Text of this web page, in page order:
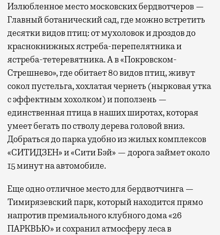
Излюбленное место московских бердвотчеров —
Главный ботанический сад, где можно встретить
десятки видов птиц: от мухоловок и дроздов до
краснокнижных ястреба-перепелятника и
ястреба-тетеревятника. А в «Покровском-
Стрешнево», где обитает 80 видов птиц, живут
сокол пустельга, хохлатая чернеть (нырковая утка
с эффектным хохолком) и поползень —
единственная птица в наших широтах, которая
умеет бегать по стволу дерева головой вниз.
Добраться до парка удобно из жилых комплексов
«СИТИДЗЕН» и «Сити Бэй» — дорога займет около
15 минут на автомобиле.
Еще одно отличное место для бердвотчинга —
Тимирязевский парк, который находится прямо
напротив премиального клубного дома «26
ПАРКВЬЮ» и сохранил атмосферу леса в